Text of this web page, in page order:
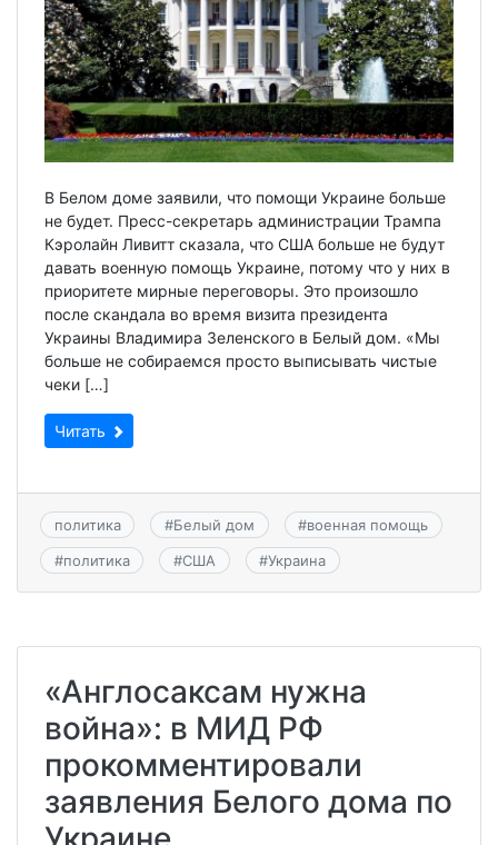
В Белом доме заявили, что помощи Украине больше
не будет. Пресс-секретарь администрации Трампа
Кэролайн Ливитт сказала, что США больше не будут
давать военную помощь Украине, потому что у них в
приоритете мирные переговоры. Это произошло
после скандала во время визита президента
Украины Владимира Зеленского в Белый дом. «Мы
больше не собираемся просто выписывать чистые
чеки […]
Читать
политика #Белый дом #военная помощь
#политика #США #Украина
«Англосаксам нужна
война»: в МИД РФ
прокомментировали
заявления Белого дома по